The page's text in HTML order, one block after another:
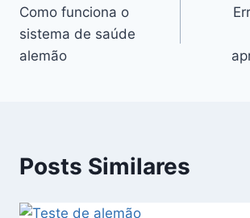
de
Post
Como funciona o
sistema de saúde
alemão
Posts Similares